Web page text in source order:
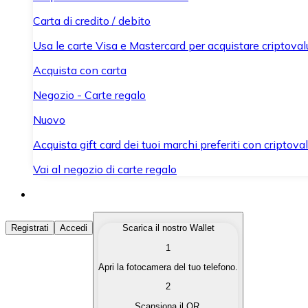
Carta di credito / debito
Usa le carte Visa e Mastercard per acquistare
Acquista con carta
Negozio - Carte regalo
Nuovo
Acquista gift card dei tuoi marchi preferiti con
Vai al negozio di carte regalo
Acquista Criptovalute
Acquista le criptovalute che ti interessano in modo
Converti le tue criptovalute in valuta fiat quando ne hai
Registrati Accedi
Scarica il nostro Wallet
1
Apri la fotocamera del tuo telefono.
2